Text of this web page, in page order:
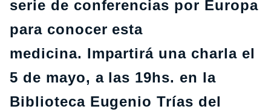
serie de conferencias por Europa
para conocer esta
medicina. Impartirá una charla el
5 de mayo, a las 19hs. en la
Biblioteca Eugenio Trías del